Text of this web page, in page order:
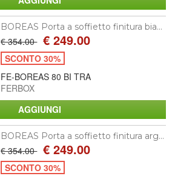
BOREAS Porta a soffietto finitura bia...
€ 354.00 € 249.00
SCONTO 30%
FE-BOREAS 80 BI TRA
FERBOX
BOREAS Porta a soffietto finitura arg...
€ 354.00 € 249.00
SCONTO 30%